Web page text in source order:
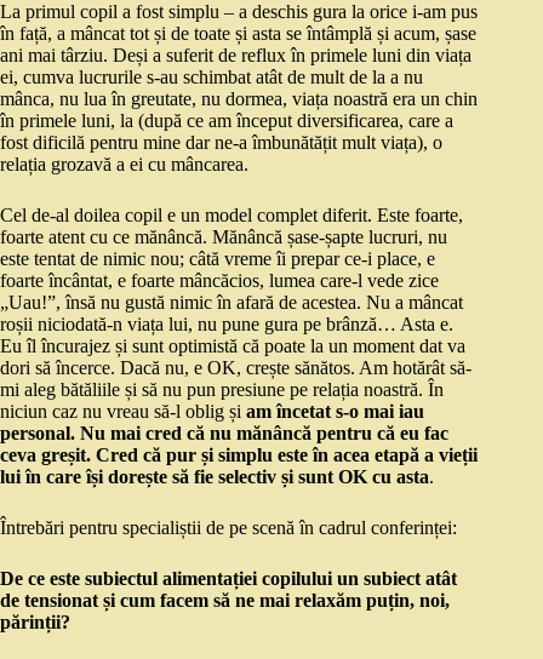
La primul copil a fost simplu – a deschis gura la orice i-am pus
în față, a mâncat tot și de toate și asta se întâmplă și acum, șase
ani mai târziu. Deși a suferit de reflux în primele luni din viața
ei, cumva lucrurile s-au schimbat atât de mult de la a nu
mânca, nu lua în greutate, nu dormea, viața noastră era un chin
în primele luni, la (după ce am început diversificarea, care a
fost dificilă pentru mine dar ne-a îmbunătățit mult viața), o
relația grozavă a ei cu mâncarea.
Cel de-al doilea copil e un model complet diferit. Este foarte,
foarte atent cu ce mănâncă. Mănâncă șase-șapte lucruri, nu
este tentat de nimic nou; câtă vreme îi prepar ce-i place, e
foarte încântat, e foarte mâncăcios, lumea care-l vede zice
„Uau!”, însă nu gustă nimic în afară de acestea. Nu a mâncat
roșii niciodată-n viața lui, nu pune gura pe brânză… Asta e.
Eu îl încurajez și sunt optimistă că poate la un moment dat va
dori să încerce. Dacă nu, e OK, crește sănătos. Am hotărât să-
mi aleg bătăliile și să nu pun presiune pe relația noastră. În
niciun caz nu vreau să-l oblig și am încetat s-o mai iau
personal. Nu mai cred că nu mănâncă pentru că eu fac
ceva greșit. Cred că pur și simplu este în acea etapă a vieții
lui în care își dorește să fie selectiv și sunt OK cu asta.
Întrebări pentru specialiștii de pe scenă în cadrul conferinței:
De ce este subiectul alimentației copilului un subiect atât
de tensionat și cum facem să ne mai relaxăm puțin, noi,
părinții?